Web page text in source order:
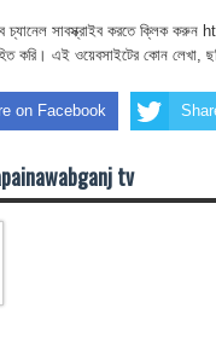
চ্যানেল সাবস্ক্রাইব করতে ক্লিক
করি। এই ওয়েবসাইটের কোন লেখা,
on Facebook
tv